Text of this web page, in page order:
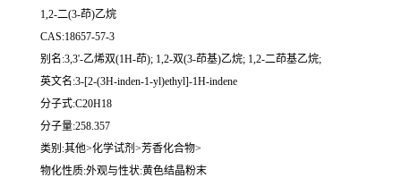
1,2-二(3-茚)乙烷
CAS:18657-57-3
别名:3,3'-乙烯双(1H-茚); 1,2-双(3-茚基)乙烷; 1,2-二茚基乙烷;
英文名:3-[2-(3H-inden-1-yl)ethyl]-1H-indene
分子式:C20H18
分子量:258.357
类别:其他>化学试剂>芳香化合物>
物化性质:外观与性状:黄色结晶粉末